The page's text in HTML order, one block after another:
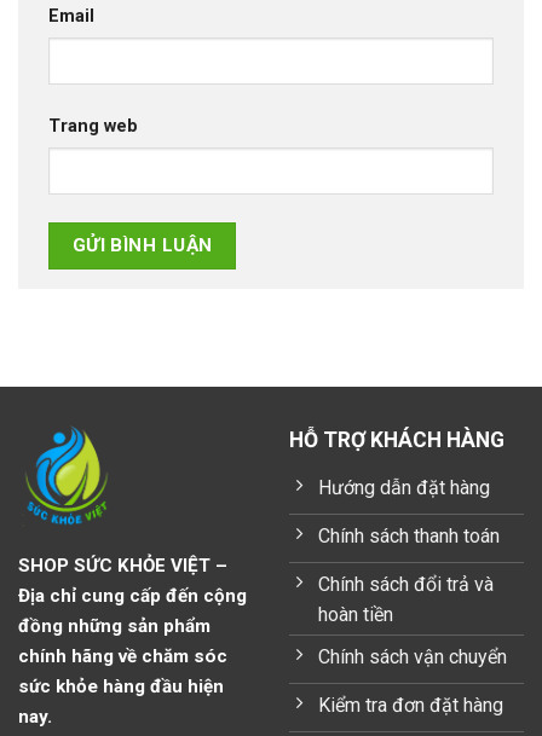
Email
Trang web
SHOP SỨC KHỎE VIỆT –
Địa chỉ cung cấp đến cộng
đồng những sản phẩm
chính hãng về chăm sóc
sức khỏe hàng đầu hiện
nay.
HỖ TRỢ KHÁCH HÀNG
Hướng dẫn đặt hàng
Chính sách thanh toán
Chính sách đổi trả và
hoàn tiền
Chính sách vận chuyển
Kiểm tra đơn đặt hàng